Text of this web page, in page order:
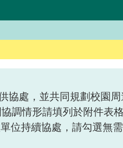
協處，並共同規劃校園
調情形請填列於附件表
位持續協處，請勾選無